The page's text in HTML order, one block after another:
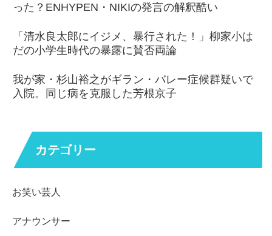
った？ENHYPEN・NIKIの発言の解釈酷い
「清水良太郎にイジメ、暴行された！」柳家小は
だの小学生時代の暴露に賛否両論
我が家・杉山裕之がギラン・バレー症候群疑いで
入院。同じ病を克服した芳根京子
カテゴリー
お笑い芸人
アナウンサー